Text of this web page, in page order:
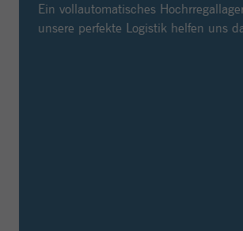
Ein vollautomatisches
unsere perfekte Logistik helfen uns